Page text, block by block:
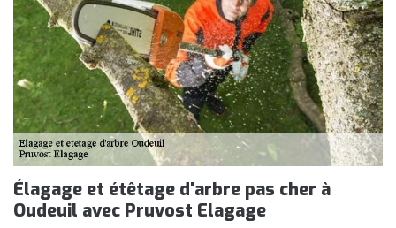
Élagage et étêtage d'arbre pas cher à
Oudeuil avec Pruvost Elagage